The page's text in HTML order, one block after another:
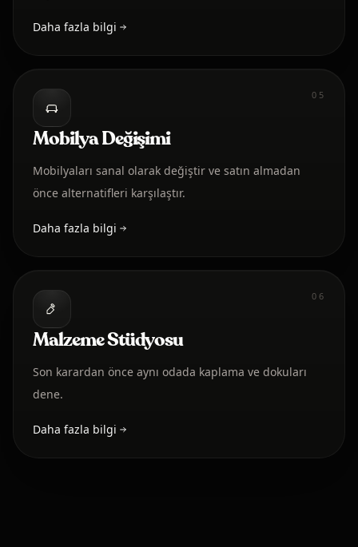
Daha fazla bilgi
05
Mobilya Değişimi
Mobilyaları sanal olarak değiştir ve satın almadan
önce alternatifleri karşılaştır.
Daha fazla bilgi
06
Malzeme Stüdyosu
Son karardan önce aynı odada kaplama ve dokuları
dene.
Daha fazla bilgi